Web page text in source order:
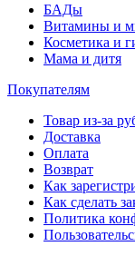
БАДы
Витамины и
Косметика и
Мама и дитя
Покупателям
Товар из-за
Доставка
Оплата
Возврат
Как
Как сделать
Политика